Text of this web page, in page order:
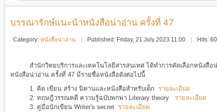
บรรณารักษ์แนะนำหนังสือน่าอ่าน ครั้งที่ 47
Category: หนังสือน่าอ่าน Published: Friday, 21 July 2023 11:00 Hits:
สำนักวิทยบริการและเทคโนโลยีสารสนเทศ ได้ทำการคัดเลือกหนังสือ
หนังสือน่าอ่าน ครั้งที่ 47 มีรายชื่อหนังสือดังต่อไปนี้
1. คิด เขียน สร้าง นิทานและหนังสือสำหรับเด็ก รายละเอียด
2. ทฤษฎีวรรณคดี ความรู้ฉบับพกพา Literary theory รายละเอียด
3. คู่มือนักเขียน Writer's secret รายละเอียด